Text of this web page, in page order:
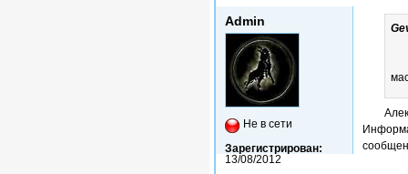
Admin
Не в сети
Зарегистрирован:
13/08/2012